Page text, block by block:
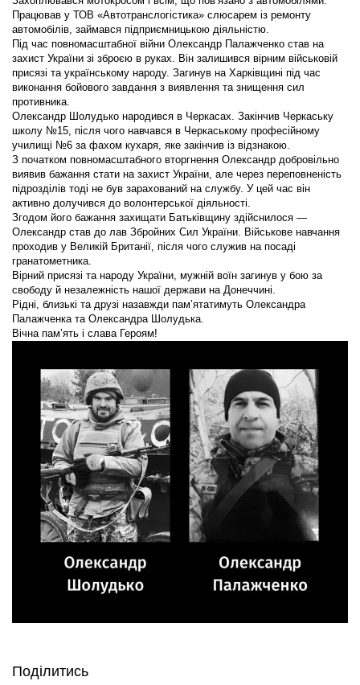
Працював у ТОВ «Автотранслогістика» слюсарем із ремонту
автомобілів, займався підприємницькою діяльністю.
Під час повномасштабної війни Олександр Палажченко став на
захист України зі зброєю в руках. Він залишився вірним військовій
присязі та українському народу. Загинув на Харківщині під час
виконання бойового завдання з виявлення та знищення сил
противника.
Олександр Шолудько народився в Черкасах. Закінчив Черкаську
школу №15, після чого навчався в Черкаському професійному
училищі №6 за фахом кухаря, яке закінчив із відзнакою.
З початком повномасштабного вторгнення Олександр добровільно
виявив бажання стати на захист України, але через переповненість
підрозділів тоді не був зарахований на службу. У цей час він
активно долучився до волонтерської діяльності.
Згодом його бажання захищати Батьківщину здійснилося —
Олександр став до лав Збройних Сил України. Військове навчання
проходив у Великій Британії, після чого служив на посаді
гранатометника.
Вірний присязі та народу України, мужній воїн загинув у бою за
свободу й незалежність нашої держави на Донеччині.
Рідні, близькі та друзі назавжди пам’ятатимуть Олександра
Палажченка та Олександра Шолудька.
Вічна пам’ять і слава Героям!
Поділитись